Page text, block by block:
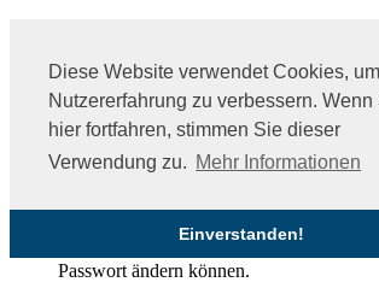
Diese Website verwendet Cookies,
Nutzererfahrung zu verbessern. Wenn
hier fortfahren, stimmen Sie dieser
Verwendung zu. Mehr Informationen
Einverstanden!
Kein Problem, hier können Sie ein neues
Ihre E-Mail-Adresse:
Bitte Wert angeben! Bitte geben
Mail-Adresse ein
Nachdem Sie den 'Passwort anfordern'-
haben, schicken wir Ihnen eine E-Mail
Passwort ändern können.